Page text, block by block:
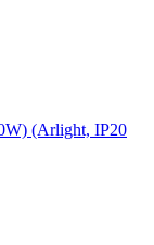
(Arlight, IP20